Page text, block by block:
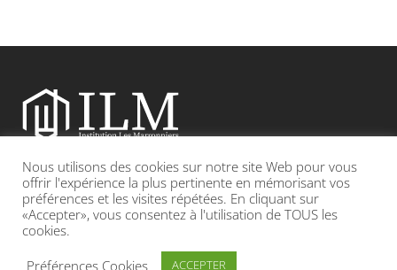
Etablissement catholique sous contrat d’association avec l’Etat
Adresse : 19, Grande rue 69420 CONDRIEU
INFOS LÉGALES POLITIQUE DE CONFIDENTIALITÉ
Nous utilisons des cookies sur notre site Web pour vous
offrir l'expérience la plus pertinente en mémorisant vos
préférences et les visites répétées. En cliquant sur
«Accepter», vous consentez à l'utilisation de TOUS les
cookies.
Préférences Cookies
ACCEPTER